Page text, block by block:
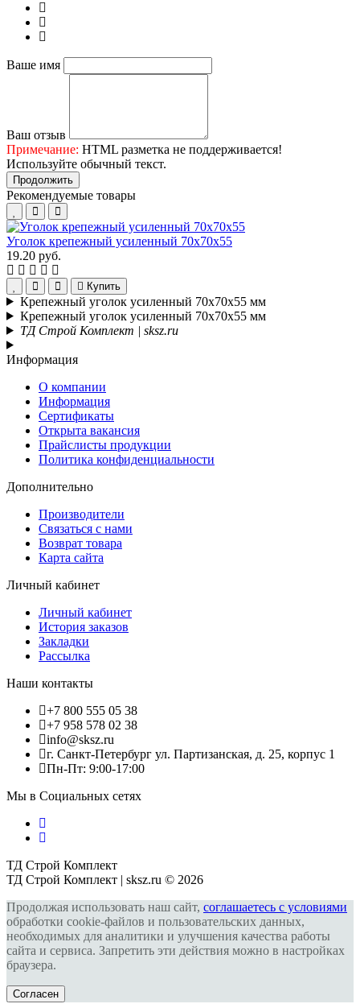
Ваше имя
Ваш отзыв
Примечание: HTML разметка не поддерживается!
Используйте обычный текст.
Продолжить
Рекомендуемые товары
Уголок крепежный усиленный 70х70х55
19.20 руб.
Купить
Крепежный уголок усиленный 70х70х55 мм
Крепежный уголок усиленный 70х70х55 мм
ТД Строй Комплект | sksz.ru
Информация
О компании
Информация
Сертификаты
Открыта вакансия
Прайслисты продукции
Политика конфиденциальности
Дополнительно
Производители
Связаться с нами
Возврат товара
Карта сайта
Личный кабинет
Личный кабинет
История заказов
Закладки
Рассылка
Наши контакты
+7 800 555 05 38
+7 958 578 02 38
info@sksz.ru
г. Санкт-Петербург ул. Партизанская, д. 25, корпус 1
Пн-Пт: 9:00-17:00
Мы в Социальных сетях
ТД Строй Комплект
ТД Строй Комплект | sksz.ru © 2026
Продолжая использовать наш сайт, соглашаетесь с условиями
обработки cookie-файлов и пользовательских данных,
необходимых для аналитики и улучшения качества работы
сайта и сервиса. Запретить эти действия можно в настройках
браузера.
Согласен